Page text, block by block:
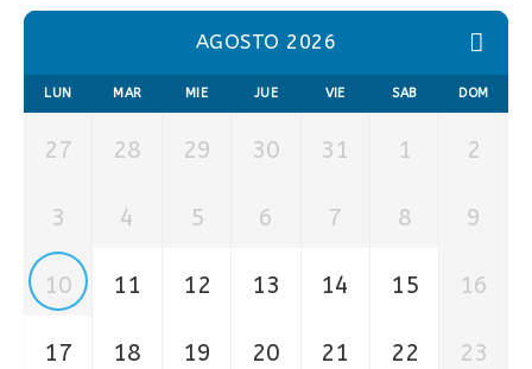
AGOSTO 2026
LUN MAR MIE JUE VIE SAB DOM
27 28 29 30 31 1 2
3 4 5 6 7 8 9
10 11 12 13 14 15 16
17 18 19 20 21 22 23